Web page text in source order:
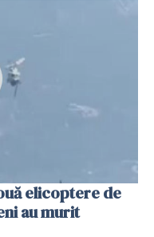
elicoptere de
au murit